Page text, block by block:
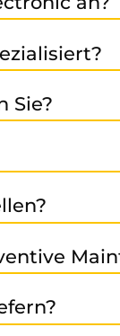
Sie?
Sie uns an.